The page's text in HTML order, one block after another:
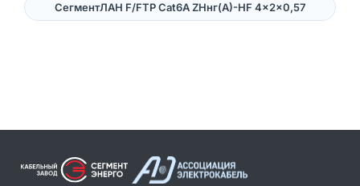
СегментЛАН F/FTP Cat6A ZHнг(А)-HF 4×2×0,57